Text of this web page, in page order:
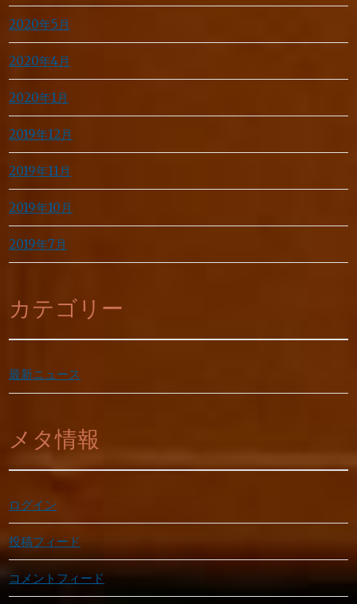
2020年5月
2020年4月
2020年1月
2019年12月
2019年11月
2019年10月
2019年7月
カテゴリー
最新ニュース
メタ情報
ログイン
投稿フィード
コメントフィード